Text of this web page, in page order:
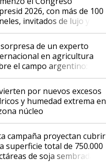
mismas cosas de hace 50
2026, con más de 100
invitados de lujo y
las tendencias
de un experto
en agricultura
el campo argentino:
muy impresionado"
por nuevos excesos
y humedad extrema en
núcleo
campaña proyectan cubrir
superficie total de 750.000
de soja sembradas